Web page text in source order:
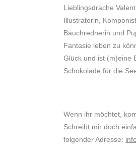
Lieblingsdrache
Illustratorin,
Bauchrednerin und
Fantasie leben zu
Glück und ist (m)eine
Schokolade für die
Wenn ihr möchtet,
Schreibt mir doch
folgender Adresse: